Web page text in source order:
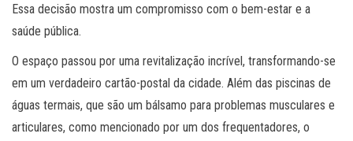
Essa decisão mostra um compromisso com o bem-estar e a
saúde pública.
O espaço passou por uma revitalização incrível, transformando-se
em um verdadeiro cartão-postal da cidade. Além das piscinas de
águas termais, que são um bálsamo para problemas musculares e
articulares, como mencionado por um dos frequentadores, o